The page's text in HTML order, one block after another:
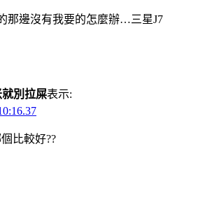
那邊沒有我要的怎麼辦…三星J7
別拉屎表示:
比較好??